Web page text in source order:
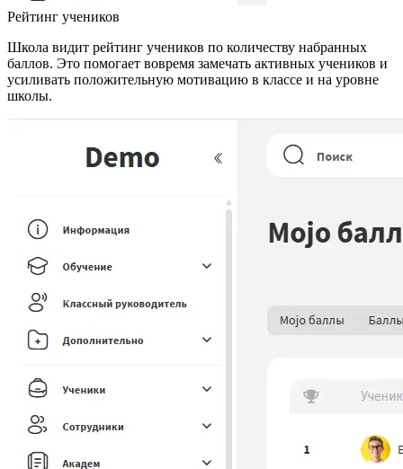
Рейтинг учеников
Школа видит рейтинг учеников по количеству набранных
баллов. Это помогает вовремя замечать активных учеников и
усиливать положительную мотивацию в классе и на уровне
школы.